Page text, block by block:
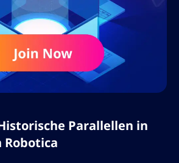
Parallellen in
Robotica